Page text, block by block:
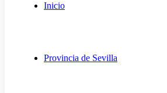
Inicio
Provincia de Sevilla